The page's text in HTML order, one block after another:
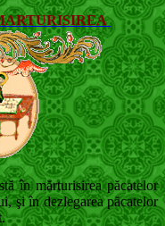
în mărturisirea păcatelor
şi în dezlegarea păcatelor